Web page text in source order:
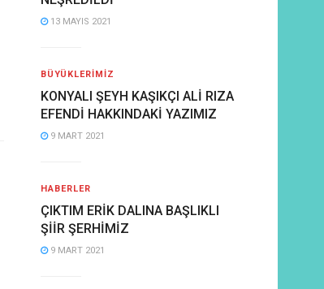
13 MAYIS 2021
BÜYÜKLERIMIZ
KONYALI ŞEYH KAŞIKÇI ALİ RIZA
EFENDİ HAKKINDAKİ YAZIMIZ
9 MART 2021
HABERLER
ÇIKTIM ERİK DALINA BAŞLIKLI
ŞİİR ŞERHİMİZ
9 MART 2021